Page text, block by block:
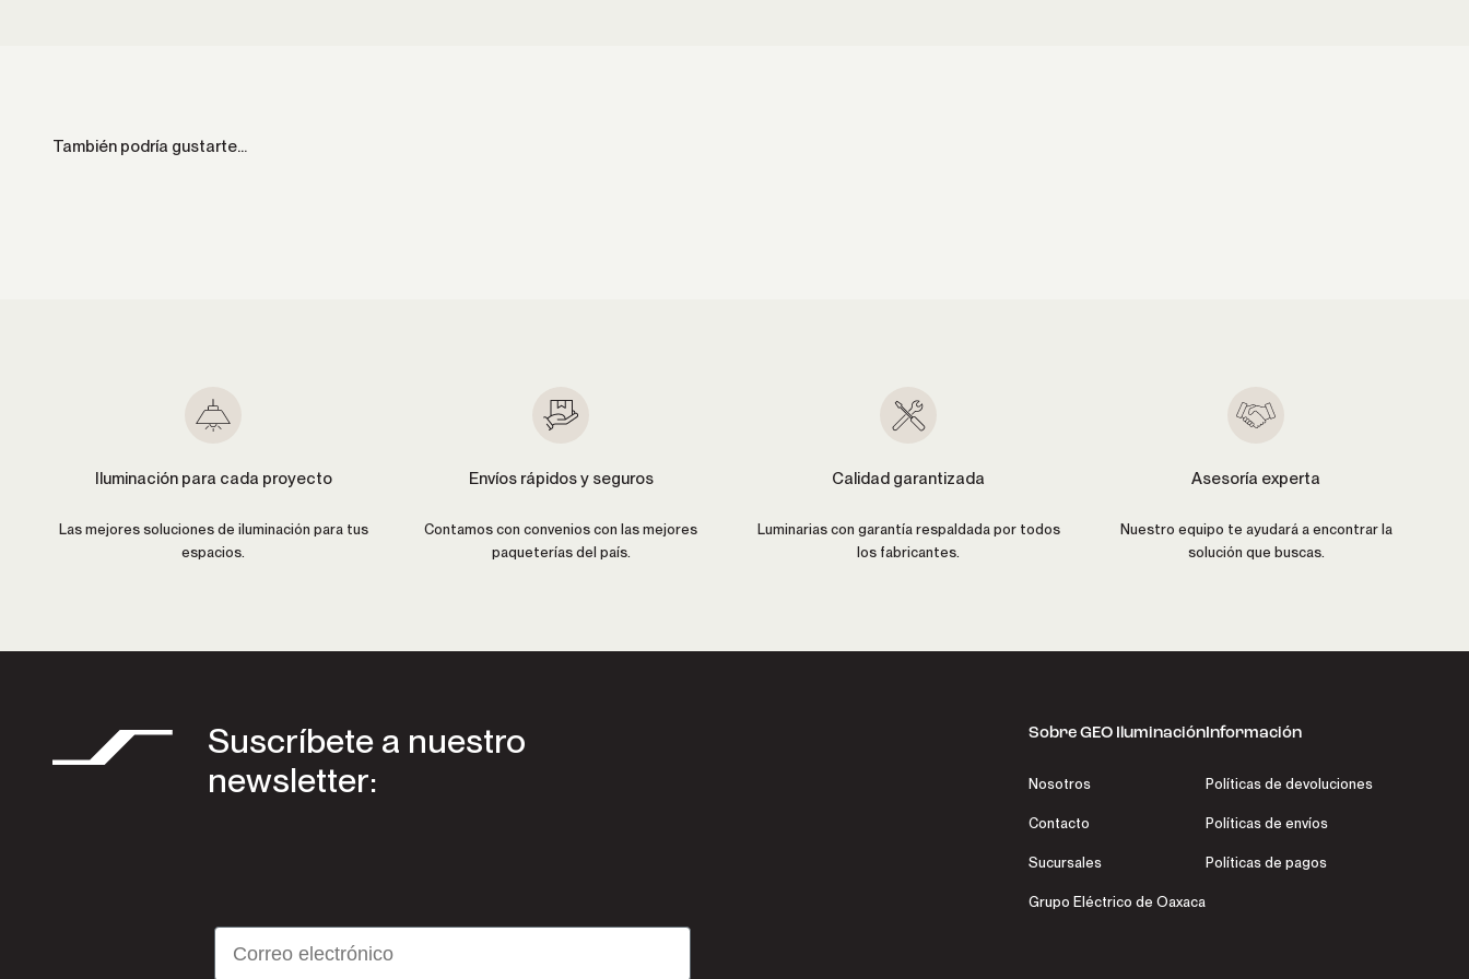
Iluminación para cada proyecto
Las mejores soluciones de iluminación para tus
espacios.
Envíos rápidos y seguros
Contamos con convenios con las mejores
paqueterías del país.
Calidad garantizada
Luminarias con garantía respaldada por todos
los fabricantes.
Asesoría experta
Nuestro equipo te ayudará a encontrar la
solución que buscas.
Suscríbete a nuestro
newsletter:
Email
Sobre GEO Iluminación
Nosotros
Contacto
Sucursales
Grupo Eléctrico de Oaxaca
Información
Políticas de devoluciones
Políticas de envíos
Políticas de pagos